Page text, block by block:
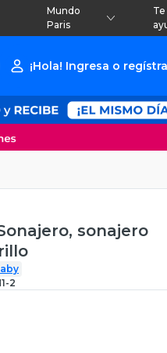
Mundo
Paris
Te
¡Hola! Ingresa o
sonajero
2